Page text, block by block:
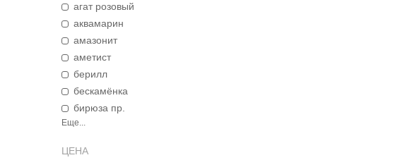
агат розовый
аквамарин
амазонит
аметист
берилл
бескамёнка
бирюза пр.
Еще...
ЦЕНА